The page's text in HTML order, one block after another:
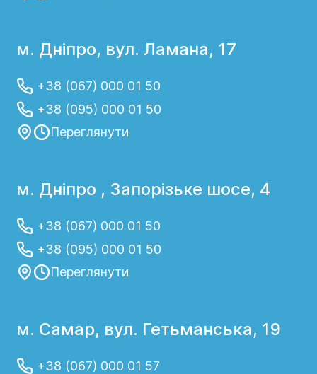
м. Дніпро, вул. Ламана, 17
+38 (067) 000 01 50
+38 (095) 000 01 50
Переглянути
м. Дніпро , Запорізьке шосе, 4
+38 (067) 000 01 50
+38 (095) 000 01 50
Переглянути
м. Самар, вул. Гетьманська, 19
+38 (067) 000 01 57